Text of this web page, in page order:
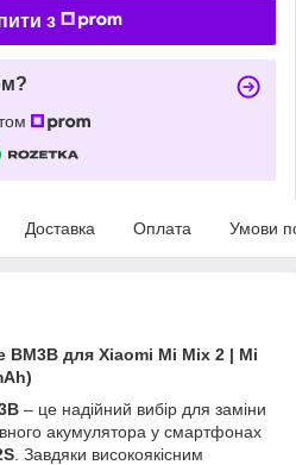
з
Доставка Оплата Умови
для Xiaomi Mi Mix 2 | Mi
– це надійний вибір для заміни
акумулятора у смартфонах
. Завдяки високоякісним